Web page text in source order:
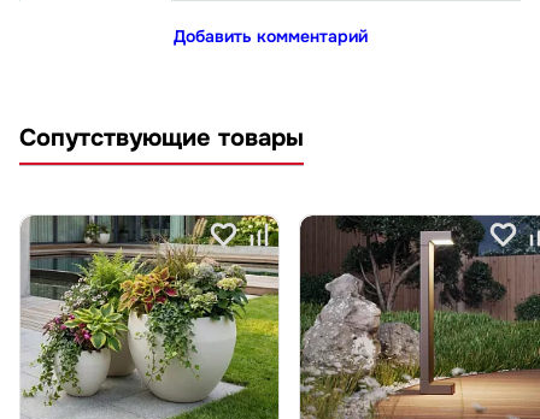
Добавить комментарий
Сопутствующие товары